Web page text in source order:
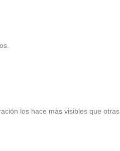
los hace más visibles que otras